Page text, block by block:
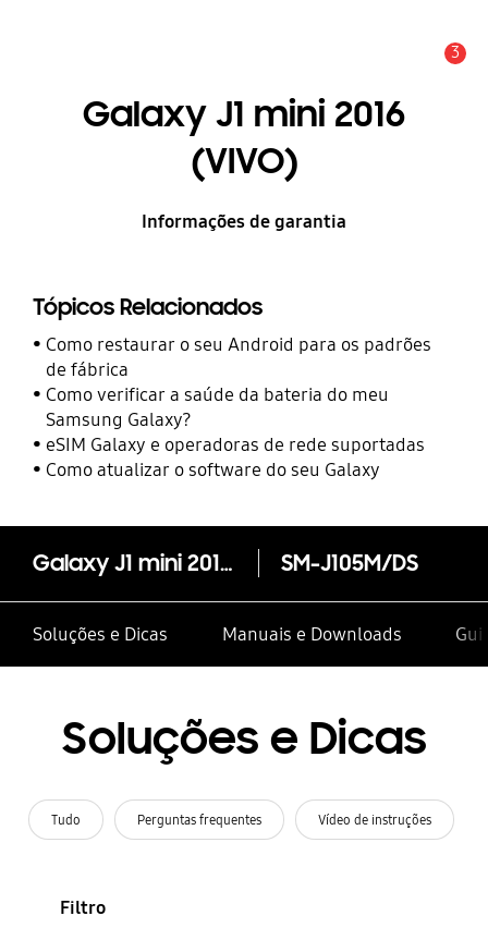
3
Galaxy J1 mini 2016
(VIVO)
Informações de garantia
Tópicos Relacionados
Como restaurar o seu Android para os padrões
de fábrica
Como verificar a saúde da bateria do meu
Samsung Galaxy?
eSIM Galaxy e operadoras de rede suportadas
Como atualizar o software do seu Galaxy
Galaxy J1 mini 2016 (VIVO) SM-J105M/DS
Soluções e Dicas Manuais e Downloads
Soluções e Dicas
Tudo Perguntas frequentes Vídeo de instruções
Filtro